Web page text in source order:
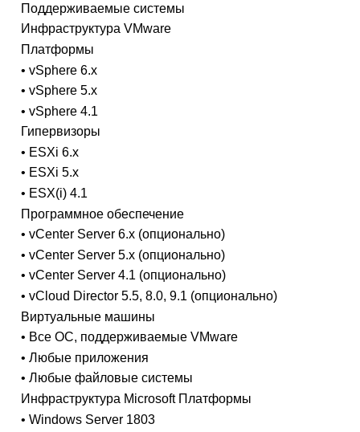
Поддерживаемые системы
Инфраструктура VMware
Платформы
• vSphere 6.x
• vSphere 5.x
• vSphere 4.1
Гипервизоры
• ESXi 6.x
• ESXi 5.x
• ESX(i) 4.1
Программное обеспечение
• vCenter Server 6.x (опционально)
• vCenter Server 5.x (опционально)
• vCenter Server 4.1 (опционально)
• vCloud Director 5.5, 8.0, 9.1 (опционально)
Виртуальные машины
• Все ОС, поддерживаемые VMware
• Любые приложения
• Любые файловые системы
Инфраструктура Microsoft Платформы
• Windows Server 1803